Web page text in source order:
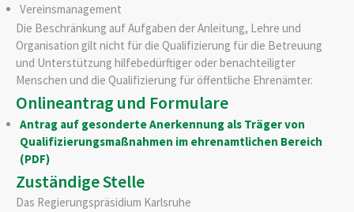
Vereinsmanagement
Die Beschränkung auf Aufgaben der Anleitung, Lehre und
Organisation gilt nicht für die Qualifizierung für die Betreuung
und Unterstützung hilfebedürftiger oder benachteiligter
Menschen und die Qualifizierung für öffentliche Ehrenämter.
Onlineantrag und Formulare
Antrag auf gesonderte Anerkennung als Träger von
Qualifizierungsmaßnahmen im ehrenamtlichen Bereich
(PDF)
Zuständige Stelle
Das Regierungspräsidium Karlsruhe